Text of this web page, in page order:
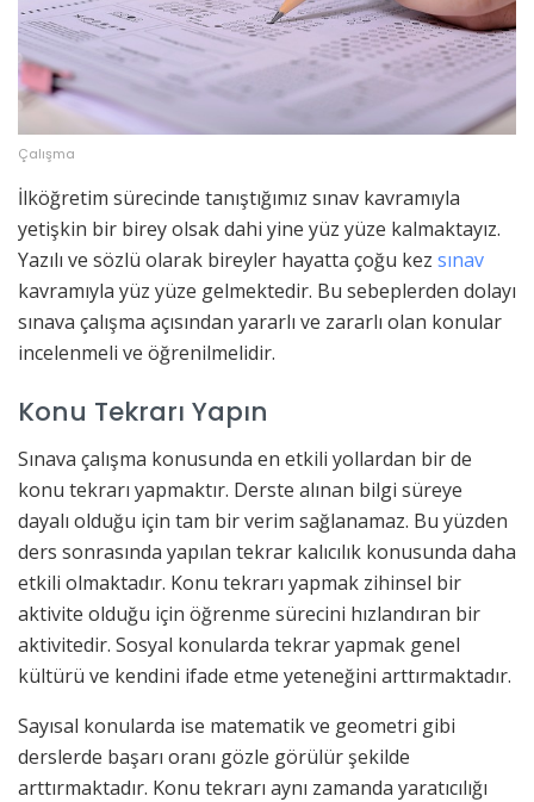
Çalışma
İlköğretim sürecinde tanıştığımız sınav kavramıyla
yetişkin bir birey olsak dahi yine yüz yüze kalmaktayız.
Yazılı ve sözlü olarak bireyler hayatta çoğu kez sınav
kavramıyla yüz yüze gelmektedir. Bu sebeplerden dolayı
sınava çalışma açısından yararlı ve zararlı olan konular
incelenmeli ve öğrenilmelidir.
Konu Tekrarı Yapın
Sınava çalışma konusunda en etkili yollardan bir de
konu tekrarı yapmaktır. Derste alınan bilgi süreye
dayalı olduğu için tam bir verim sağlanamaz. Bu yüzden
ders sonrasında yapılan tekrar kalıcılık konusunda daha
etkili olmaktadır. Konu tekrarı yapmak zihinsel bir
aktivite olduğu için öğrenme sürecini hızlandıran bir
aktivitedir. Sosyal konularda tekrar yapmak genel
kültürü ve kendini ifade etme yeteneğini arttırmaktadır.
Sayısal konularda ise matematik ve geometri gibi
derslerde başarı oranı gözle görülür şekilde
arttırmaktadır. Konu tekrarı aynı zamanda yaratıcılığı